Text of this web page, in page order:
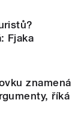
Fjaka
znamená
říká